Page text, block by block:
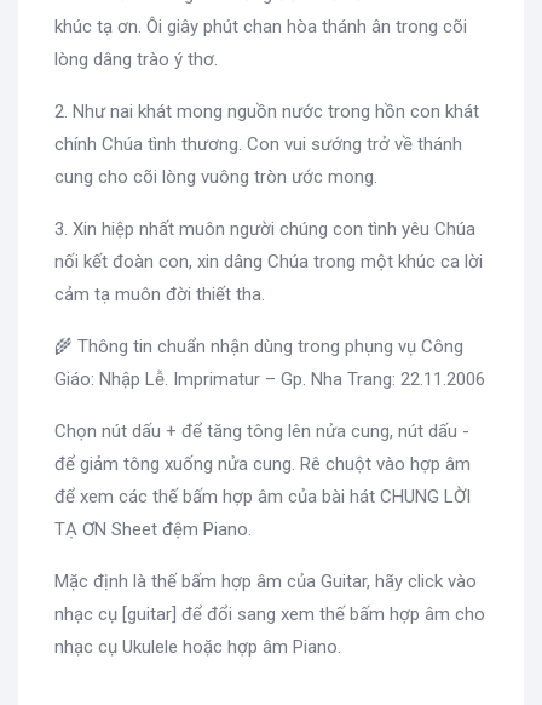
khúc tạ ơn. Ôi giây phút chan hòa thánh ân trong cõi
lòng dâng trào ý thơ.
2. Như nai khát mong nguồn nước trong hồn con khát
chính Chúa tình thương. Con vui sướng trở về thánh
cung cho cõi lòng vuông tròn ước mong.
3. Xin hiệp nhất muôn người chúng con tình yêu Chúa
nối kết đoàn con, xin dâng Chúa trong một khúc ca lời
cảm tạ muôn đời thiết tha.
🌾 Thông tin chuẩn nhận dùng trong phụng vụ Công
Giáo: Nhập Lễ. Imprimatur – Gp. Nha Trang: 22.11.2006
Chọn nút dấu + để tăng tông lên nửa cung, nút dấu -
để giảm tông xuống nửa cung. Rê chuột vào hợp âm
để xem các thế bấm hợp âm của bài hát CHUNG LỜI
TẠ ƠN Sheet đệm Piano.
Mặc định là thế bấm hợp âm của Guitar, hãy click vào
nhạc cụ [guitar] để đổi sang xem thế bấm hợp âm cho
nhạc cụ Ukulele hoặc hợp âm Piano.